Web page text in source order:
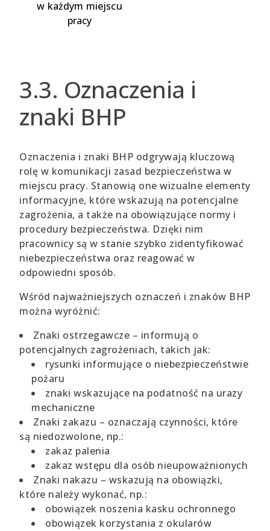
w każdym miejscu
pracy
3.3. Oznaczenia i
znaki BHP
Oznaczenia i znaki BHP odgrywają kluczową
rolę w komunikacji zasad bezpieczeństwa w
miejscu pracy. Stanowią one wizualne elementy
informacyjne, które wskazują na potencjalne
zagrożenia, a także na obowiązujące normy i
procedury bezpieczeństwa. Dzięki nim
pracownicy są w stanie szybko zidentyfikować
niebezpieczeństwa oraz reagować w
odpowiedni sposób.
Wśród najważniejszych oznaczeń i znaków BHP
można wyróżnić:
Znaki ostrzegawcze – informują o
potencjalnych zagrożeniach, takich jak:
rysunki informujące o niebezpieczeństwie
pożaru
znaki wskazujące na podatność na urazy
mechaniczne
Znaki zakazu – oznaczają czynności, które
są niedozwolone, np.:
zakaz palenia
zakaz wstępu dla osób nieupoważnionych
Znaki nakazu – wskazują na obowiązki,
które należy wykonać, np.:
obowiązek noszenia kasku ochronnego
obowiązek korzystania z okularów